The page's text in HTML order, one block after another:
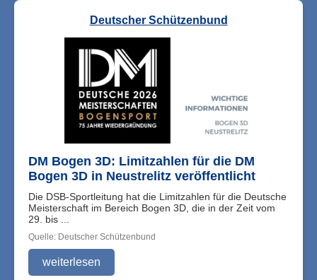
Deutscher Schützenbund
DM Bogen 3D: Limitzahlen für die DM
Bogen 3D in Neustrelitz veröffentlicht
Die DSB-Sportleitung hat die Limitzahlen für die Deutsche
Meisterschaft im Bereich Bogen 3D, die in der Zeit vom
29. bis ...
Quelle: Deutscher Schützenbund
weiterlesen